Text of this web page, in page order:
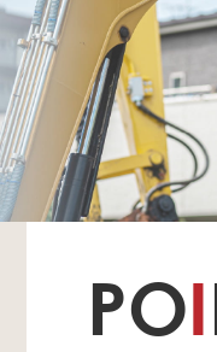
POI